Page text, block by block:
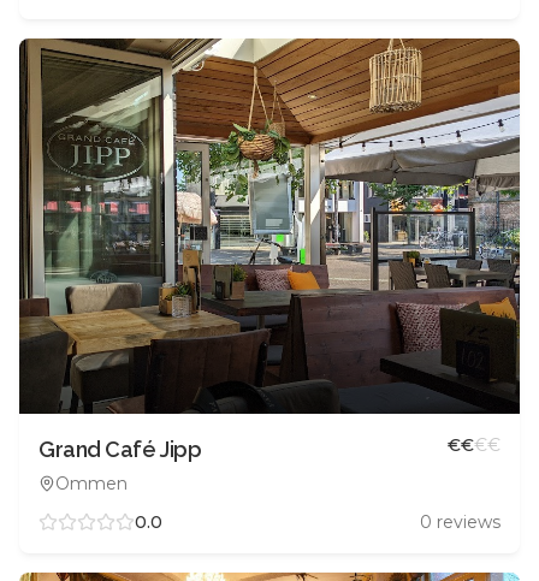
Grand Café Jipp
Ommen
€€€€
0.0 0 reviews